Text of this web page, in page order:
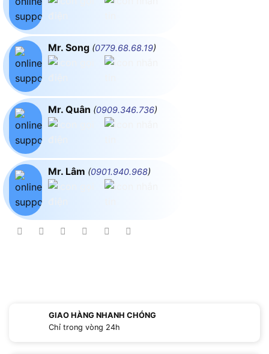
Mr. Song (0779.68.68.19)
Mr. Quân (0909.346.736)
Mr. Lâm (0901.940.968)
GIAO HÀNG NHANH CHÓNG
Chỉ trong vòng 24h